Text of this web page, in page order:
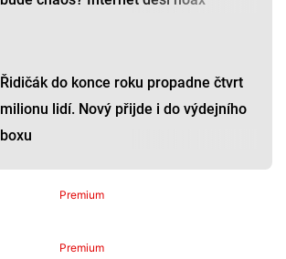
Řidičák do konce roku propadne čtvrt
milionu lidí. Nový přijde i do výdejního
boxu
Premium
Premium